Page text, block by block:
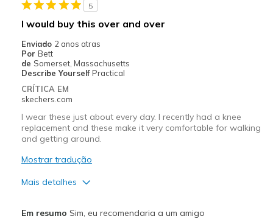
Casual Wear
Width
Feels true to width
Sizing
Feels true to size
View On Shoes
5
I would buy this over and over
Enviado 2 anos atras
Por Bett
de Somerset, Massachusetts
Describe Yourself Practical
CRÍTICA EM
skechers.com
I wear these just about every day. I recently had a knee
replacement and these make it very comfortable for walking
and getting around.
Mostrar tradução
Mais detalhes
Em resumo Sim, eu recomendaria a um amigo